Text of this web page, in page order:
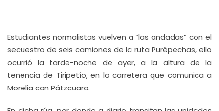
Estudiantes normalistas vuelven a “las andadas” con el
secuestro de seis camiones de la ruta Purépechas, ello
ocurrió la tarde-noche de ayer, a la altura de la
tenencia de Tiripetío, en la carretera que comunica a
Morelia con Pátzcuaro.